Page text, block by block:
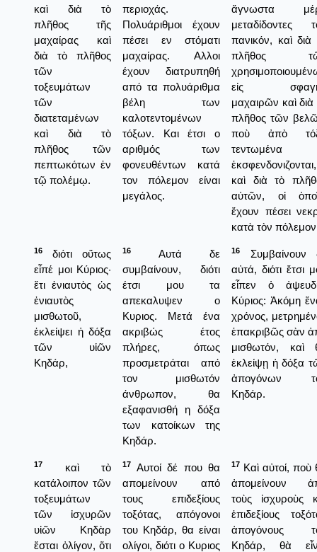
καὶ διὰ τὸ
πλῆθος τῆς
μαχαίρας καὶ
διὰ τὸ πλῆθος
τῶν
τοξευμάτων
τῶν
διατεταμένων
καὶ διὰ τὸ
πλῆθος τῶν
πεπτωκότων ἐν
τῷ πολέμῳ.
περιοχάς.
Πολυάριθμοι έχουν
πέσει εν στόματι
μαχαίρας. Αλλοι
έχουν διατρυπηθή
από τα πολυάριθμα
βέλη των
καλοτεντομένων
τόξων. Και έτσι ο
αριθμός των
φονευθέντων κατά
τον πόλεμον είναι
μεγάλος.
ἄγνωστα
μεταδίδοντες
πανικόν, καὶ διὰ
πλῆθος
εἰς
μαχαιρῶν καὶ διὰ
πλῆθος τῶν
ποὺ ἀπὸ
τεντωμένα
ἐκσφενδονιζονται,
καὶ διὰ τὸ
αὐτῶν, οἱ
ἔχουν πέσει
κατὰ τὸν
16
διότι οὕτως
εἶπέ μοι Κύριος·
ἔτι ἐνιαυτὸς ὡς
ἐνιαυτὸς
μισθωτοῦ,
ἐκλείψει ἡ δόξα
τῶν υἱῶν
Κηδάρ,
16
Αυτά δε
συμβαίνουν, διότι
έτσι μου τα
απεκαλυψεν ο
Κυριος. Μετά ένα
ακριβώς έτος
πλήρες, όπως
προσμετράται από
τον μισθωτόν
άνθρωπον, θα
εξαφανισθή η δόξα
των κατοίκων της
Κηδάρ.
16
Συμβαίνουν
αὐτά, διότι ἔτσι
εἶπεν ὁ
Κύριος: Ἀκόμη
χρόνος,
ἐπακριβῶς σὰν
μισθωτόν, καὶ
ἐκλείψῃ ἡ δόξα
ἀπογόνων
Κηδάρ.
17
καὶ τὸ
κατάλοιπον τῶν
τοξευμάτων
τῶν ἰσχυρῶν
υἱῶν Κηδὰρ
ἔσται ὀλίγον, ὅτι
17
Αυτοί δέ που θα
απομείνουν από
τους επιδεξίους
τοξότας, απόγονοι
του Κηδάρ, θα είναι
ολίγοι, διότι ο Κυριος
17 Καὶ αὐτοί, ποὺ
ἀπομείνουν
τοὺς ἰσχυροὺς
ἐπιδεξίους
ἀπογόνους
Κηδάρ, θὰ